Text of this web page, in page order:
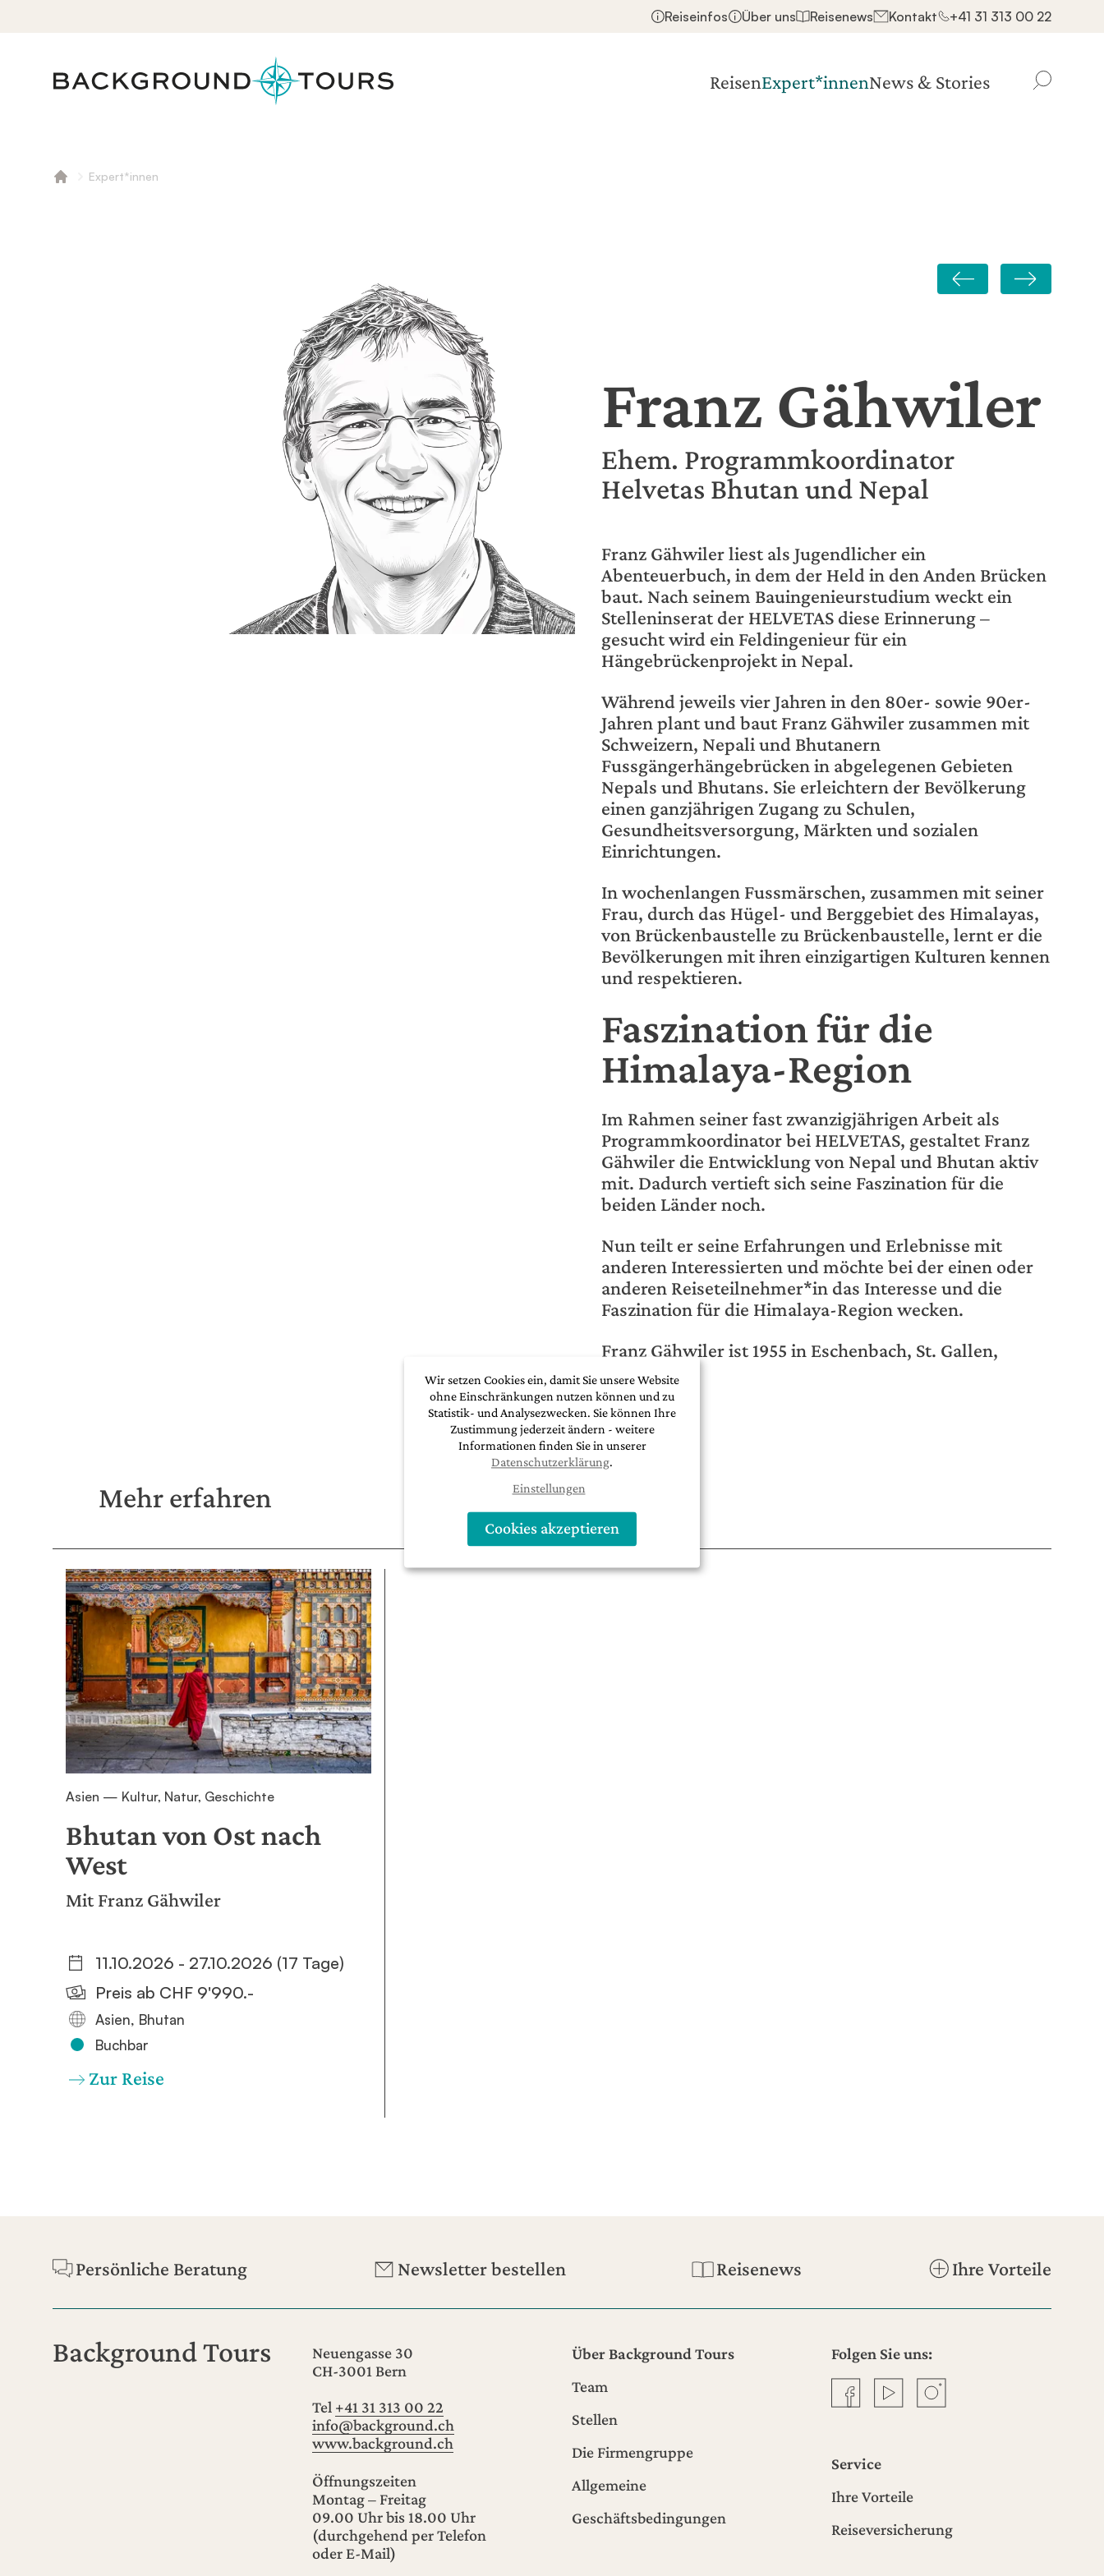
Reiseinfos Über uns Reisenews Kontakt +41 31 313 00 22
ReisenExpert*innenNews & Stories Finden
Expert*innen
Franz Gähwiler
Ehem. Programmkoordinator
Helvetas Bhutan und Nepal
Franz Gähwiler liest als Jugendlicher ein
Abenteuerbuch, in dem der Held in den Anden Brücken
baut. Nach seinem Bauingenieurstudium weckt ein
Stelleninserat der HELVETAS diese Erinnerung –
gesucht wird ein Feldingenieur für ein
Hängebrückenprojekt in Nepal.
Während jeweils vier Jahren in den 80er- sowie 90er-
Jahren plant und baut Franz Gähwiler zusammen mit
Schweizern, Nepali und Bhutanern
Fussgängerhängebrücken in abgelegenen Gebieten
Nepals und Bhutans. Sie erleichtern der Bevölkerung
einen ganzjährigen Zugang zu Schulen,
Gesundheitsversorgung, Märkten und sozialen
Einrichtungen.
In wochenlangen Fussmärschen, zusammen mit seiner
Frau, durch das Hügel- und Berggebiet des Himalayas,
von Brückenbaustelle zu Brückenbaustelle, lernt er die
Bevölkerungen mit ihren einzigartigen Kulturen kennen
und respektieren.
Faszination für die
Himalaya-Region
Im Rahmen seiner fast zwanzigjährigen Arbeit als
Programmkoordinator bei HELVETAS, gestaltet Franz
Gähwiler die Entwicklung von Nepal und Bhutan aktiv
mit. Dadurch vertieft sich seine Faszination für die
beiden Länder noch.
Nun teilt er seine Erfahrungen und Erlebnisse mit
anderen Interessierten und möchte bei der einen oder
anderen Reiseteilnehmer*in das Interesse und die
Faszination für die Himalaya-Region wecken.
Franz Gähwiler ist 1955 in Eschenbach, St. Gallen,
geboren.
Mehr erfahren
Asien — Kultur, Natur, Geschichte
Bhutan von Ost nach
West
Mit Franz Gähwiler
11.10.2026 - 27.10.2026 (17 Tage)
Preis ab CHF 9'990.-
Asien, Bhutan
Buchbar
Zur Reise
Persönliche Beratung Newsletter bestellen Reisenews Ihre Vorteile
Background Tours
Neuengasse 30
CH-3001 Bern
Tel +41 31 313 00 22
info@background.ch
www.background.ch
Öffnungszeiten
Montag – Freitag
09.00 Uhr bis 18.00 Uhr
(durchgehend per Telefon
oder E-Mail)
Über Background Tours
Team
Stellen
Die Firmengruppe
Allgemeine
Geschäftsbedingungen
Folgen Sie uns:
Facebook YouTube Instagram
Service
Ihre Vorteile
Reiseversicherung
Wir setzen Cookies ein, damit Sie unsere Website
ohne Einschränkungen nutzen können und zu
Statistik- und Analysezwecken. Sie können Ihre
Zustimmung jederzeit ändern - weitere
Informationen finden Sie in unserer
Datenschutzerklärung.
Einstellungen
Cookies akzeptieren